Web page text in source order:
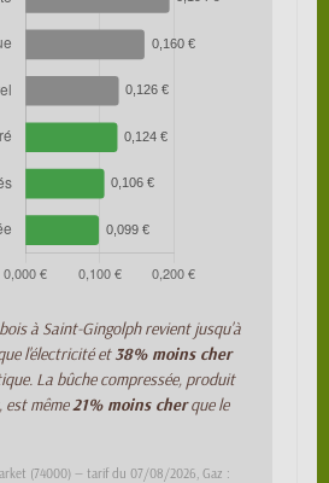
à Saint-Gingolph revient jusqu'à
l'électricité et38% moins cher
La bûche compressée, produit
est même21% moins cherque le
(74000) — tarif du 07/08/2026, Gaz :